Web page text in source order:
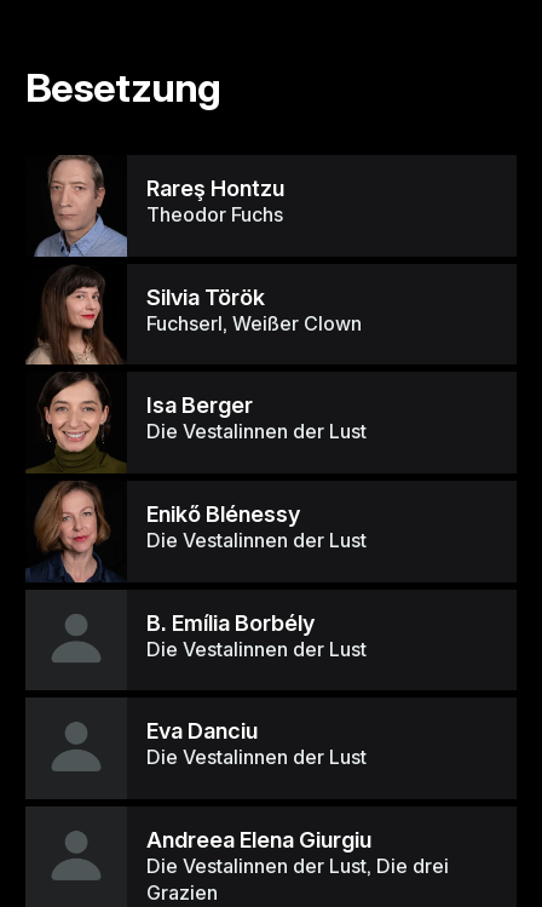
Besetzung
Rareş Hontzu
Theodor Fuchs
Silvia Török
Fuchserl, Weißer Clown
Isa Berger
Die Vestalinnen der Lust
Enikő Blénessy
Die Vestalinnen der Lust
B. Emília Borbély
Die Vestalinnen der Lust
Eva Danciu
Die Vestalinnen der Lust
Andreea Elena Giurgiu
Die Vestalinnen der Lust, Die drei
Grazien